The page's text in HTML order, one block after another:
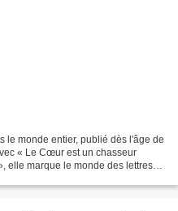
le monde entier, publié dès l'âge de
« Le Cœur est un chasseur
elle marque le monde des lettres